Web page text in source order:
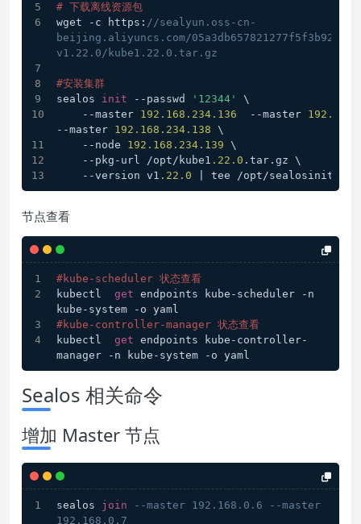
# 下载离线资源包
wget -c https: //sealyun.oss-cn-
beijing.aliyuncs.com/
v1.22.0/kube1.22.0.tar.gz
#安装集群
sealos init --passwd '12344'
\
    --master
192.168 .234 .136
  --master
192.168
--master 192.168 .234 .138 \
    --node
192.168 .234 .139 \
    --pkg-url /opt/kube1
.22 .0 .tar.gz \
    --version v1
.22 .0 | tee /opt/sealosinit.log
节点查看
#kube-scheduler 状态查看
kubectl get endpoints kube-scheduler -n
kube-system -o yaml
#kube-controller-manager 状态查看
kubectl get endpoints kube-controller-
manager -n kube-system -o yaml
Sealos 相关命令
增加 Master 节点
sealos join
--master 192.168.0.6 --master
192.168.0.7